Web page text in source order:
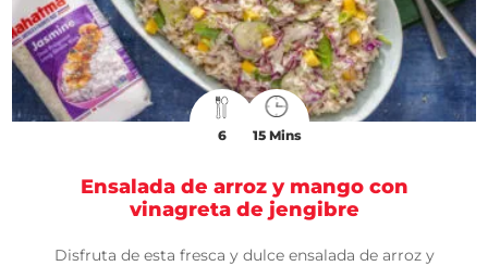
6 15 Mins
Ensalada de arroz y mango con
vinagreta de jengibre
Disfruta de esta fresca y dulce ensalada de arroz y